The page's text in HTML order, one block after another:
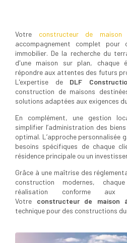
Votre constructeur de
accompagnement complet pour
immobilier. De la recherche du
d'une maison sur plan, chaque
répondre aux attentes des futurs
L'expertise de DLF
construction de maisons
solutions adaptées aux exigences
En complément, une gestion
simplifier l’administration des
optimal. L’approche
besoins spécifiques de chaque
résidence principale ou un
Grâce à une maîtrise des
construction modernes,
réalisation conforme aux
Votre constructeur de maison
technique pour des constructions